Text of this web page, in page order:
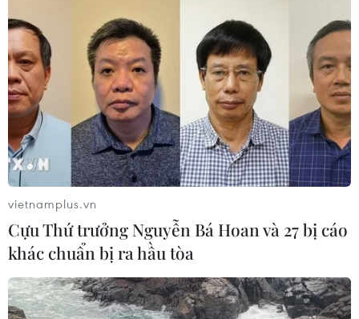
vietnamplus.vn
Cựu Thứ trưởng Nguyễn Bá Hoan và 27 bị cáo
khác chuẩn bị ra hầu tòa